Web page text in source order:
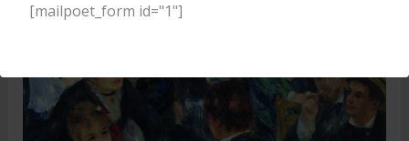
[mailpoet_form id="1"]